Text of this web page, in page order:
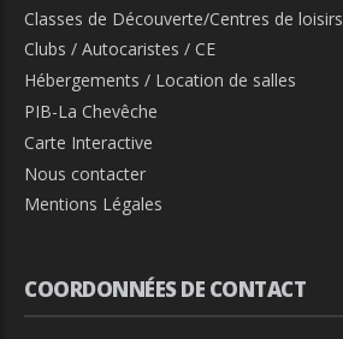
Classes de Découverte/Centres de loisirs
Clubs / Autocaristes / CE
Hébergements / Location de salles
PIB-La Chevêche
Carte Interactive
Nous contacter
Mentions Légales
COORDONNÉES DE CONTACT